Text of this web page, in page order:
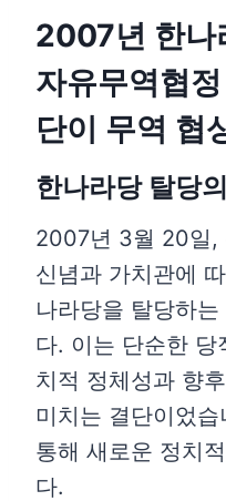
2007년 한나
자유무역협
단이 무역 협
한나라당 탈당
2007년 3월 20일,
신념과 가치관에
나라당을 탈당하
다. 이는 단순한 당
치적 정체성과 향
미치는 결단이었
통해 새로운 정치
다.